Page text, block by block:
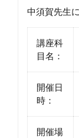
中須賀先生
講座科
目名：
開催日
時：
開催場